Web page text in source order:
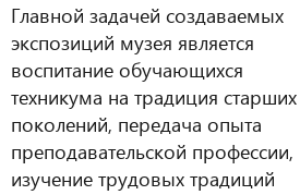
Главной задачей создаваемых
экспозиций музея является
воспитание обучающихся
техникума на традиция старших
поколений, передача опыта
преподавательской профессии,
изучение трудовых традиций